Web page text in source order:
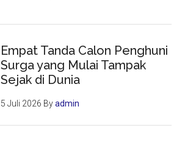
Empat Tanda Calon Penghuni
Surga yang Mulai Tampak
Sejak di Dunia
5 Juli 2026 Byadmin